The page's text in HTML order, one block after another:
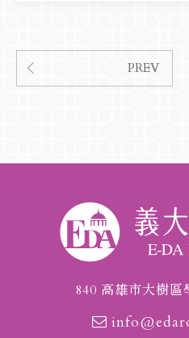
PREV
840 高雄市大樹區